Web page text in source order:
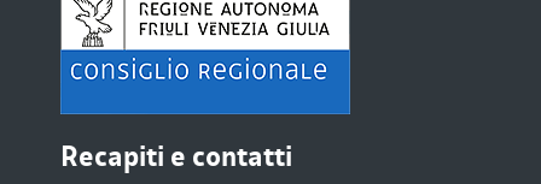
Recapiti e contatti